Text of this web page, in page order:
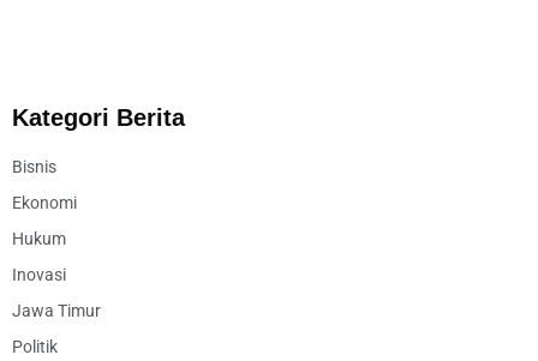
Kategori Berita
Bisnis
Ekonomi
Hukum
Inovasi
Jawa Timur
Politik